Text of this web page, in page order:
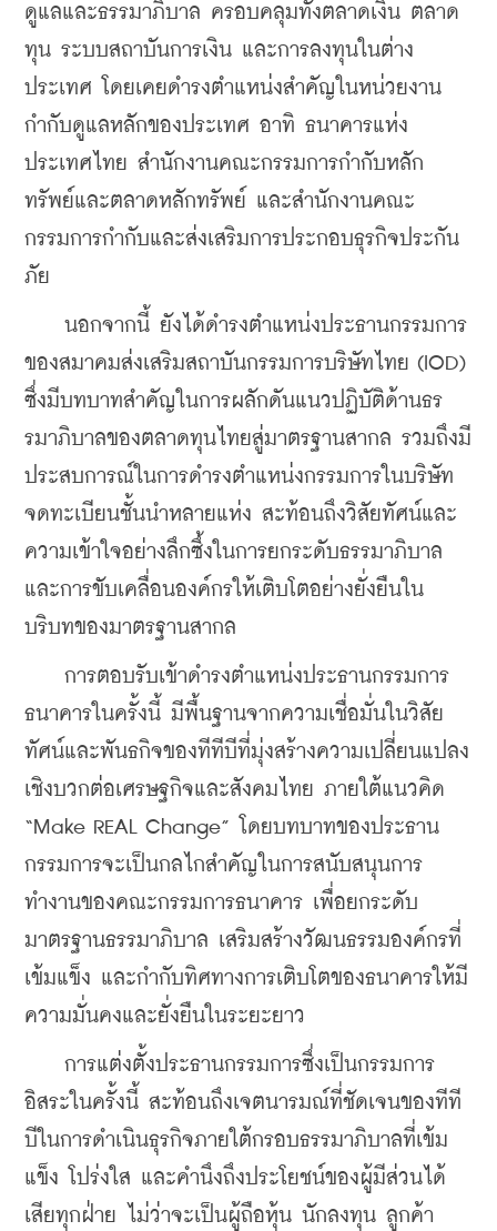
ดูแลและธรรมาภิบาล ครอบคลุมทั้งตลาดเงิน ตลาด
ทุน ระบบสถาบันการเงิน และการลงทุนในต่าง
ประเทศ โดยเคยดำรงตำแหน่งสำคัญในหน่วยงาน
กำกับดูแลหลักของประเทศ อาทิ ธนาคารแห่ง
ประเทศไทย สำนักงานคณะกรรมการกำกับหลัก
ทรัพย์และตลาดหลักทรัพย์ และสำนักงานคณะ
กรรมการกำกับและส่งเสริมการประกอบธุรกิจประกัน
ภัย
นอกจากนี้ ยังได้ดำรงตำแหน่งประธานกรรมการ
ของสมาคมส่งเสริมสถาบันกรรมการบริษัทไทย (IOD)
ซึ่งมีบทบาทสำคัญในการผลักดันแนวปฏิบัติด้านธร
รมาภิบาลของตลาดทุนไทยสู่มาตรฐานสากล รวมถึงมี
ประสบการณ์ในการดำรงตำแหน่งกรรมการในบริษัท
จดทะเบียนชั้นนำหลายแห่ง สะท้อนถึงวิสัยทัศน์และ
ความเข้าใจอย่างลึกซึ้งในการยกระดับธรรมาภิบาล
และการขับเคลื่อนองค์กรให้เติบโตอย่างยั่งยืนใน
บริบทของมาตรฐานสากล
การตอบรับเข้าดำรงตำแหน่งประธานกรรมการ
ธนาคารในครั้งนี้ มีพื้นฐานจากความเชื่อมั่นในวิสัย
ทัศน์และพันธกิจของทีทีบีที่มุ่งสร้างความเปลี่ยนแปลง
เชิงบวกต่อเศรษฐกิจและสังคมไทย ภายใต้แนวคิด
“Make REAL Change” โดยบทบาทของประธาน
กรรมการจะเป็นกลไกสำคัญในการสนับสนุนการ
ทำงานของคณะกรรมการธนาคาร เพื่อยกระดับ
มาตรฐานธรรมาภิบาล เสริมสร้างวัฒนธรรมองค์กรที่
เข้มแข็ง และกำกับทิศทางการเติบโตของธนาคารให้มี
ความมั่นคงและยั่งยืนในระยะยาว
การแต่งตั้งประธานกรรมการซึ่งเป็นกรรมการ
อิสระในครั้งนี้ สะท้อนถึงเจตนารมณ์ที่ชัดเจนของทีที
บีในการดำเนินธุรกิจภายใต้กรอบธรรมาภิบาลที่เข้ม
แข็ง โปร่งใส และคำนึงถึงประโยชน์ของผู้มีส่วนได้
เสียทุกฝ่าย ไม่ว่าจะเป็นผู้ถือหุ้น นักลงทุน ลูกค้า